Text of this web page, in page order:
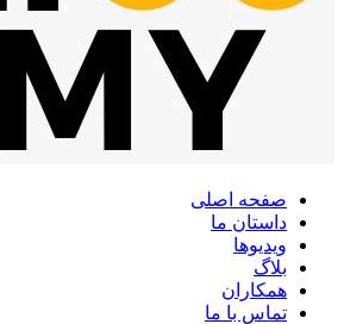
صفحه اصلی
داستان ما
ویدیوها
بلاگ
همکاران
تماس با ما